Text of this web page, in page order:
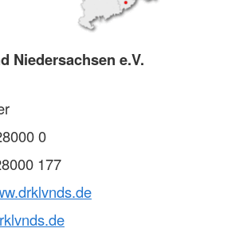
Niedersachsen e.V.
0
177